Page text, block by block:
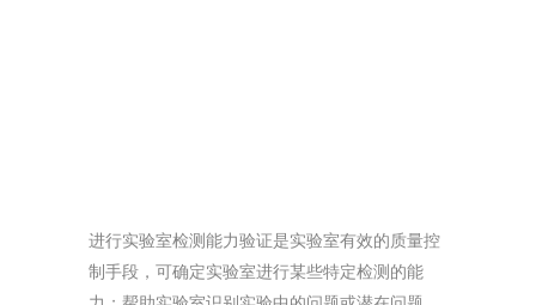
进行实验室检测能力验证是实验室有效的质量控
制手段，可确定实验室进行某些特定检测的能